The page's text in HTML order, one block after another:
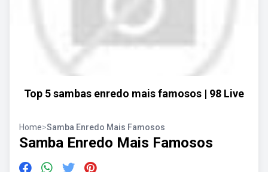
Top 5 sambas enredo mais famosos | 98 Live
Home>Samba Enredo Mais Famosos
Samba Enredo Mais Famosos